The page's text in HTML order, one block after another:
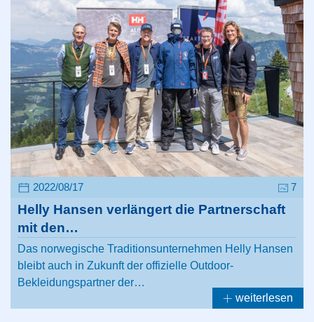
2022/08/17 7
Helly Hansen verlängert die Partnerschaft
mit den…
Das norwegische Traditionsunternehmen Helly Hansen
bleibt auch in Zukunft der offizielle Outdoor-
Bekleidungspartner der…
weiterlesen